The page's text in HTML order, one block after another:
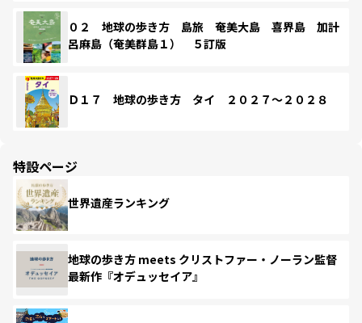
０２ 地球の歩き方 島旅 奄美大島 喜界島 加計
呂麻島（奄美群島１） ５訂版
Ｄ１７ 地球の歩き方 タイ ２０２７～２０２８
特設ページ
世界遺産ランキング
地球の歩き方 meets クリストファー・ノーラン監督
最新作『オデュッセイア』